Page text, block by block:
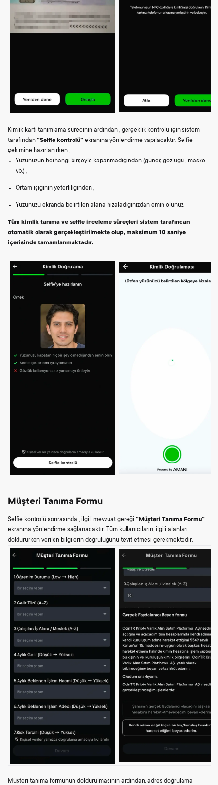
Kimlik kartı tanımlama sürecinin ardından , gerçeklik kontrolü için sistem
tarafından "Selfie kontrolü" ekranına yönlendirme yapılacaktır. Selfie
çekimine hazırlanırken ;
Yüzünüzün herhangi birşeyle kapanmadığından (güneş gözlüğü , maske
vb.) ,
Ortam ışığının yeterliliğinden ,
Yüzünüzü ekranda belirtilen alana hizaladığınızdan emin olunuz.
Tüm kimlik tanıma ve selfie inceleme süreçleri sistem tarafından
otomatik olarak gerçekleştirilmekte olup, maksimum 10 saniye
içerisinde tamamlanmaktadır.
Müşteri Tanıma Formu
Selfie kontrolü sonrasında , ilgili mevzuat gereği "Müşteri Tanıma Formu"
ekranına yönlendirme sağlanacaktır. Tüm kullanıcıların, ilgili alanları
doldururken verilen bilgilerin doğruluğunu teyit etmesi gerekmektedir.
Müşteri tanıma formunun doldurulmasının ardından, adres doğrulama